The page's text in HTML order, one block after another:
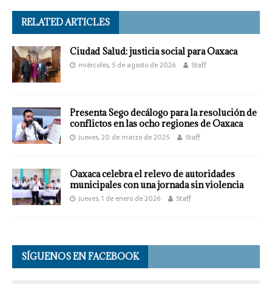
RELATED ARTICLES
Ciudad Salud: justicia social para Oaxaca
miércoles, 5 de agosto de 2026 Staff
Presenta Sego decálogo para la resolución de
conflictos en las ocho regiones de Oaxaca
jueves, 20 de marzo de 2025 Staff
Oaxaca celebra el relevo de autoridades
municipales con una jornada sin violencia
jueves, 1 de enero de 2026 Staff
SÍGUENOS EN FACEBOOK